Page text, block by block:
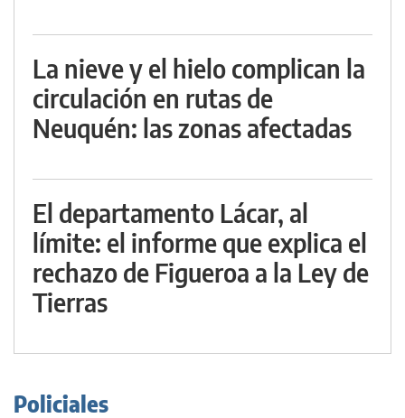
La nieve y el hielo complican la
circulación en rutas de
Neuquén: las zonas afectadas
El departamento Lácar, al
límite: el informe que explica el
rechazo de Figueroa a la Ley de
Tierras
Policiales